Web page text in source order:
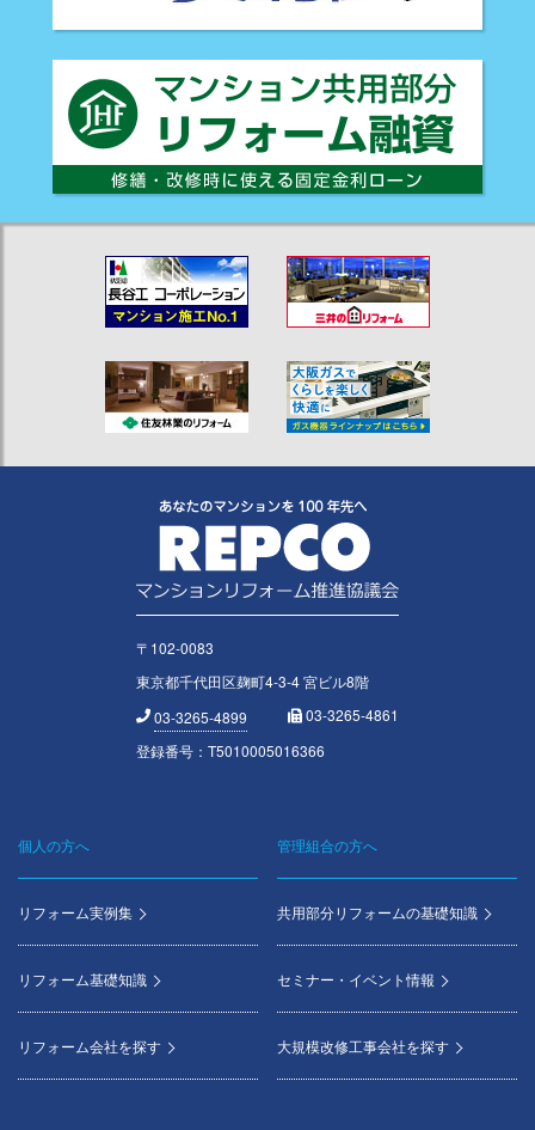
〒102-0083
東京都千代田区麹町4-3-4 宮ビル8階
03-3265-4899
03-3265-4861
登録番号：T5010005016366
Footer
menu
個人の方へ
リフォーム実例集
リフォーム基礎知識
リフォーム会社を探す
管理組合の方へ
共用部分リフォームの基礎知識
セミナー・イベント情報
大規模改修工事会社を探す